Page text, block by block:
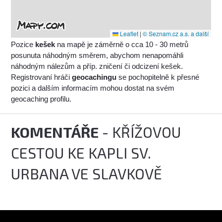
Leaflet | © Seznam.cz a.s. a další
Pozice kešek na mapě je záměrně o cca 10 - 30 metrů
posunuta náhodným směrem, abychom nenapomáhli
náhodným nálezům a příp. zničení či odcizení kešek.
Registrovaní hráčigeocachingu se pochopitelně k přesné
pozici a dalším informacím mohou dostat na svém
geocaching profilu.
KOMENTÁŘE - KŘÍŽOVOU
CESTOU KE KAPLI SV.
URBANA VE SLAVKOVĚ